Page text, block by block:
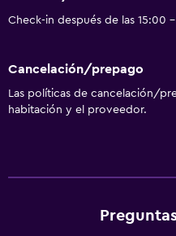
Check-in después de las 15:00
Cancelación/prepago
Las políticas de cancelación/
habitación y el proveedor.